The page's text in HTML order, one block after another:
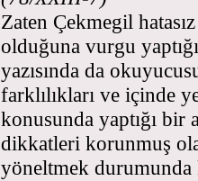
Zaten Çekmegil
olduğuna vurgu
yazısında da
farklılıkları ve içinde
konusunda yaptığı bir
dikkatleri korunmuş
yöneltmek